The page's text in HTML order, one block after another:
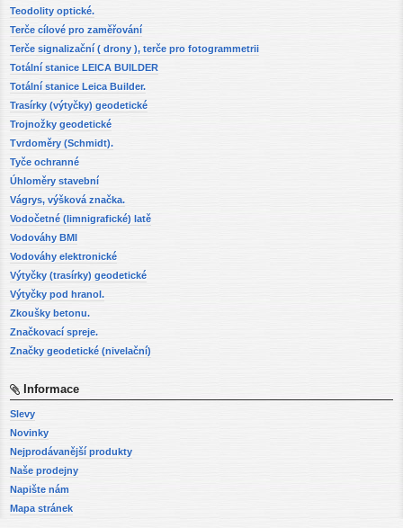
Teodolity optické.
Terče cílové pro zaměřování
Terče signalizační ( drony ), terče pro fotogrammetrii
Totální stanice LEICA BUILDER
Totální stanice Leica Builder.
Trasírky (výtyčky) geodetické
Trojnožky geodetické
Tvrdoměry (Schmidt).
Tyče ochranné
Úhloměry stavební
Vágrys, výšková značka.
Vodočetné (limnigrafické) latě
Vodováhy BMI
Vodováhy elektronické
Výtyčky (trasírky) geodetické
Výtyčky pod hranol.
Zkoušky betonu.
Značkovací spreje.
Značky geodetické (nivelační)
Informace
Slevy
Novinky
Nejprodávanější produkty
Naše prodejny
Napište nám
Mapa stránek